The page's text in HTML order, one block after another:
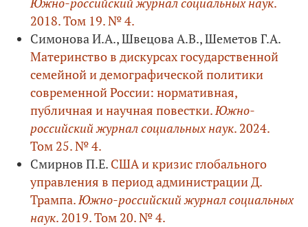
Южно-российский журнал социальных наук.
2018. Том 19. № 4.
Симонова И.А., Швецова А.В., Шеметов Г.А.
Материнство в дискурсах государственной
семейной и демографической политики
современной России: нормативная,
публичная и научная повестки.Южно-
российский журнал социальных наук. 2024.
Том 25. № 4.
Смирнов П.Е. США и кризис глобального
управления в период администрации Д.
Трампа.Южно-российский журнал социальных
наук. 2019. Том 20. № 4.